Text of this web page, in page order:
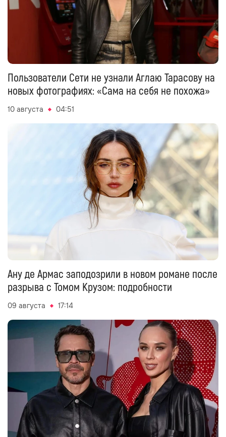
Пользователи Сети не узнали Аглаю Тарасову на
новых фотографиях: «Сама на себя не похожа»
10 августа 04:51
Ану де Армас заподозрили в новом романе после
разрыва с Томом Крузом: подробности
09 августа 17:14